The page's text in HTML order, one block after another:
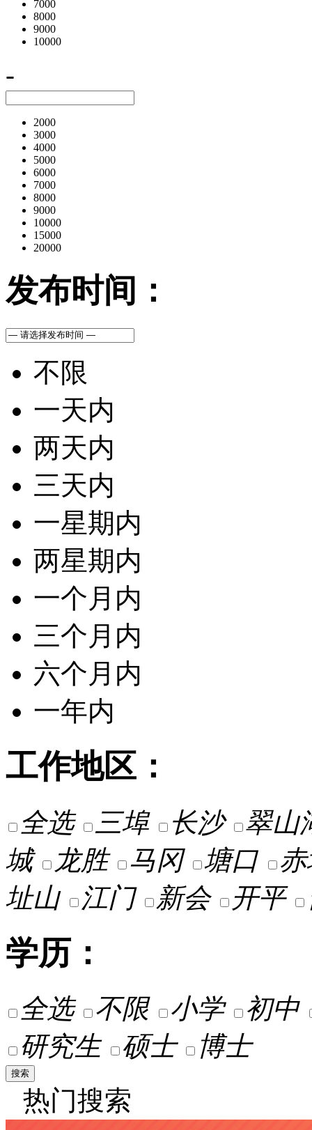
7000
8000
9000
10000
-
2000
3000
4000
5000
6000
7000
8000
9000
10000
15000
20000
发布时间：
不限
一天内
两天内
三天内
一星期内
两星期内
一个月内
三个月内
六个月内
一年内
工作地区：
全选 三埠 长沙
翠山
城
龙胜 马冈 塘口
址山
江门 新会 开平
学历：
全选 不限 小学
初中
研究生
硕士
博士
热门搜索